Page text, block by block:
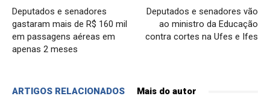
Deputados e senadores
gastaram mais de R$ 160 mil
em passagens aéreas em
apenas 2 meses
Deputados e senadores vão
ao ministro da Educação
contra cortes na Ufes e Ifes
ARTIGOS RELACIONADOS Mais do autor